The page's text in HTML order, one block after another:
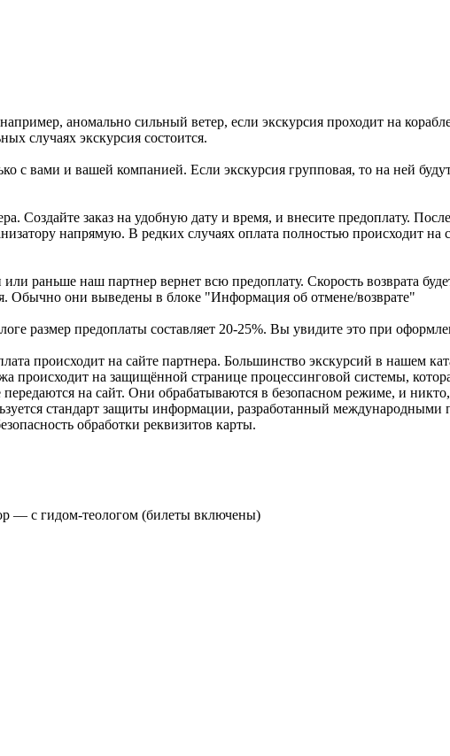
аномально сильный ветер, если экскурсия проходит на
случаях экскурсия состоится.
с вами и вашей компанией. Если экскурсия групповая, то на ней
Создайте заказ на удобную дату и время, и внесите предоплату.
напрямую. В редких случаях оплата полностью происходит на
раньше наш партнер вернет всю предоплату. Скорость возврата
Обычно они выведены в блоке "Информация об отмене/возврате"
размер предоплаты составляет 20-25%. Вы увидите это при
происходит на сайте партнера. Большинство экскурсий в нашем
происходит на защищённой странице процессинговой системы,
на сайт. Они обрабатываются в безопасном режиме, и
стандарт защиты информации, разработанный
обработки реквизитов карты.